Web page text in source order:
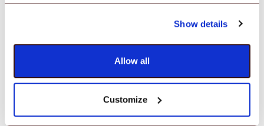
Show details
Allow all
Customize
Aislar las aplicaciones y datos de trabajo del
contenido personal en el mismo dispositivo.
Borrado y Bloqueo Remotos